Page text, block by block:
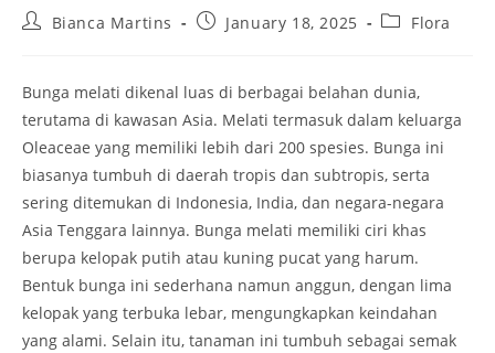
PostBianca Martins
PostJanuary 18, 2025
PostFlora
Bunga melati dikenal luas di berbagai belahan dunia,
terutama di kawasan Asia. Melati termasuk dalam keluarga
Oleaceae yang memiliki lebih dari 200 spesies. Bunga ini
biasanya tumbuh di daerah tropis dan subtropis, serta
sering ditemukan di Indonesia, India, dan negara-negara
Asia Tenggara lainnya. Bunga melati memiliki ciri khas
berupa kelopak putih atau kuning pucat yang harum.
Bentuk bunga ini sederhana namun anggun, dengan lima
kelopak yang terbuka lebar, mengungkapkan keindahan
yang alami. Selain itu, tanaman ini tumbuh sebagai semak